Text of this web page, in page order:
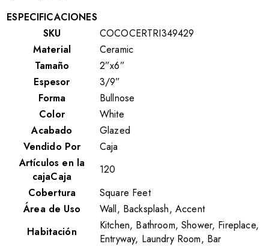
ESPECIFICACIONES
SKU
COCOCERTRI349429
Material
Ceramic
Tamaño
2”x6”
Espesor
3/9”
Forma
Bullnose
Color
White
Acabado
Glazed
Vendido Por
Caja
Artículos en la
cajaCaja
120
Cobertura
Square Feet
Área de Uso
Wall, Backsplash, Accent
Habitación
Kitchen, Bathroom, Shower, Fireplace,
Entryway, Laundry Room, Bar